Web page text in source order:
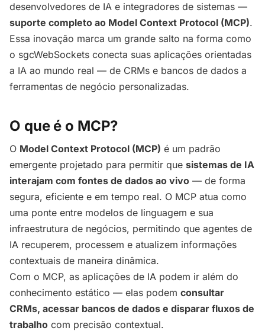
desenvolvedores de IA e integradores de sistemas —
suporte completo ao Model Context Protocol (MCP).
Essa inovação marca um grande salto na forma como
o sgcWebSockets conecta suas aplicações orientadas
a IA ao mundo real — de CRMs e bancos de dados a
ferramentas de negócio personalizadas.
O que é o MCP?
O Model Context Protocol (MCP) é um padrão
emergente projetado para permitir que sistemas de IA
interajam com fontes de dados ao vivo — de forma
segura, eficiente e em tempo real. O MCP atua como
uma ponte entre modelos de linguagem e sua
infraestrutura de negócios, permitindo que agentes de
IA recuperem, processem e atualizem informações
contextuais de maneira dinâmica.
Com o MCP, as aplicações de IA podem ir além do
conhecimento estático — elas podem consultar
CRMs, acessar bancos de dados e disparar fluxos de
trabalho com precisão contextual.